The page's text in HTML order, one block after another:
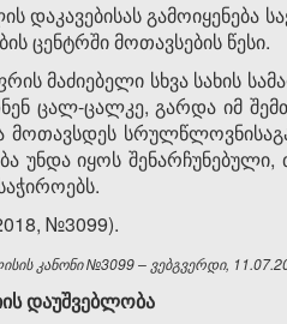
დაკავებისას
ცენტრში მოთავსების წესი.
მაძიებელი სხვა სახის
ცალ-ცალკე, გარდა იმ
მოთავსდეს
უნდა იყოს
№3099).
კანონი №3099 – ვებგვერდი,
დაუშვებლობა